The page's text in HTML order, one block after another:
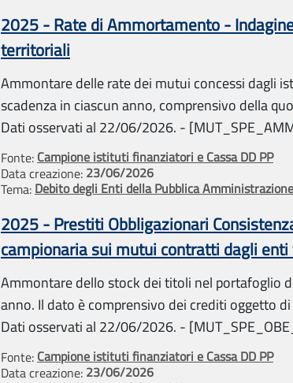
2025 - Rate di Ammortamento -
territoriali
Ammontare delle rate dei mutui concessi dagli
scadenza in ciascun anno, comprensivo della
Dati osservati al 22/06/2026. -
Fonte: Campione istituti finanziatori e Cassa DD PP
Data creazione: 23/06/2026
Tema: Debito degli Enti della Pubblica Amministrazione
2025 - Prestiti Obbligazionari
campionaria sui mutui contratti dagli
Ammontare dello stock dei titoli nel portafoglio
anno. Il dato è comprensivo dei crediti oggetto
Dati osservati al 22/06/2026. -
Fonte: Campione istituti finanziatori e Cassa DD PP
Data creazione: 23/06/2026